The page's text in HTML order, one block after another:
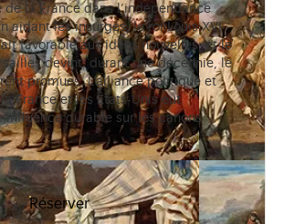
la France dans l’indépendance
aidant les insurgés, le roi Louis XVI
favorable aux idées nouvelles, et le
devint, durant une décennie, le
promues. L’alliance politique et
France et les États-Unis eut
influence durable sur les canons
les enfants de moins de 10 ans. Tarif
Réserver